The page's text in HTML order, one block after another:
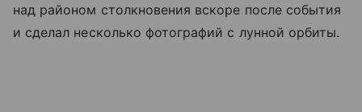
над районом столкновения вскоре после события
и сделал несколько фотографий с лунной орбиты.